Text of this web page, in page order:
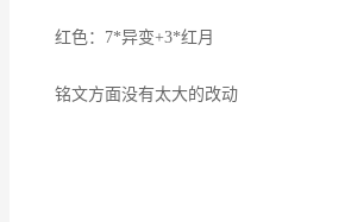
红色：7*异变+3*红月
铭文方面没有太大的改动